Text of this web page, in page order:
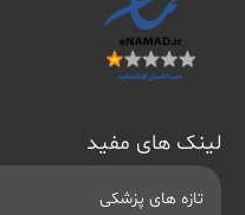
لینک های مفید
تازه های پزشکی